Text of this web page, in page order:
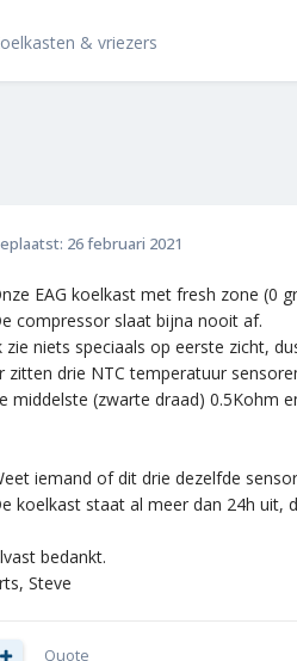
& vriezers
26 februari 2021
EAG koelkast met fresh zone (0
compressor slaat bijna nooit af.
zie niets speciaals op eerste zicht,
zitten drie NTC temperatuur
middelste (zwarte draad) 0.5Kohm
iemand of dit drie dezelfde
koelkast staat al meer dan 24h uit,
bedankt.
Steve
Quote